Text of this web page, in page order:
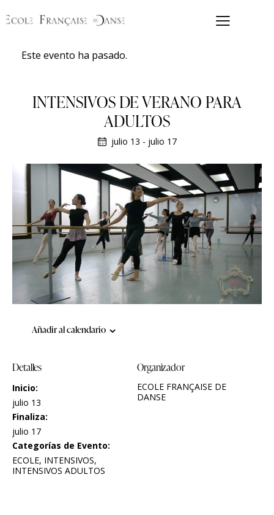
Este evento ha pasado.
INTENSIVOS DE VERANO PARA
ADULTOS
julio 13 - julio 17
Añadir al calendario
Detalles
Inicio:
julio 13
Finaliza:
julio 17
Categorías de Evento:
ECOLE, INTENSIVOS,
INTENSIVOS ADULTOS
Organizador
ECOLE FRANÇAISE DE
DANSE